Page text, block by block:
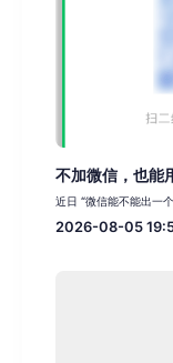
不加微信，也能
近日 “微信能不能出一
2026-08-05